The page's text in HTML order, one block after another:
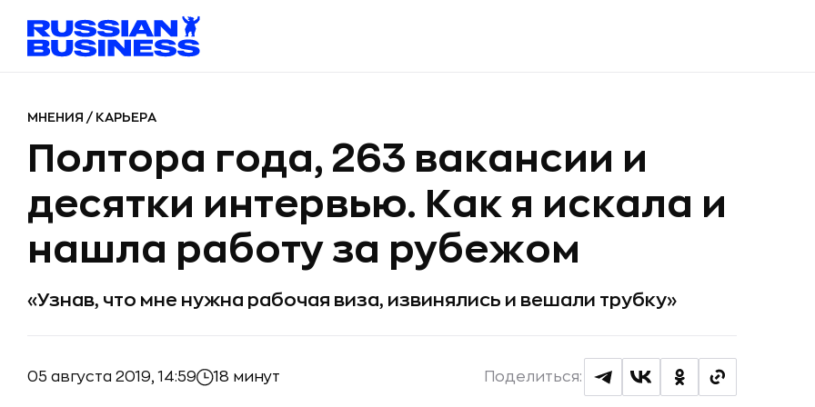
МНЕНИЯ / КАРЬЕРА
Полтора года, 263 вакансии и
десятки интервью. Как я искала и
нашла работу за рубежом
«Узнав, что мне нужна рабочая виза, извинялись и вешали трубку»
05 августа 2019, 14:59 18 минут Поделиться: